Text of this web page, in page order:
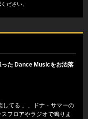
ださい。
た Dance Musicをお洒落
してる 」、ドナ・サマーの
フロアやラジオで鳴りま